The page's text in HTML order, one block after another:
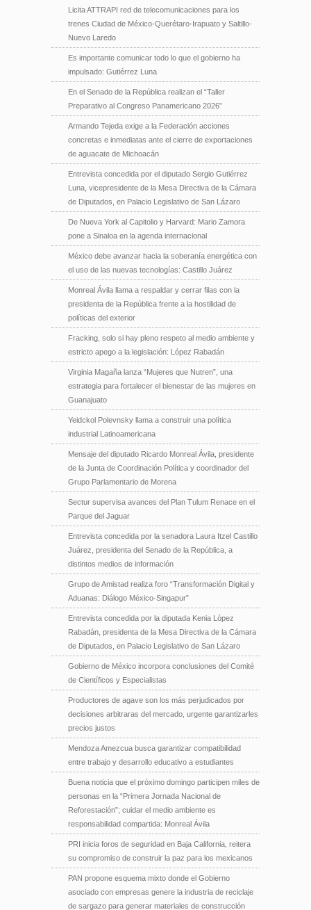
Licita ATTRAPI red de telecomunicaciones para los
trenes Ciudad de México-Querétaro-Irapuato y Saltillo-
Nuevo Laredo
Es importante comunicar todo lo que el gobierno ha
impulsado: Gutiérrez Luna
En el Senado de la República realizan el “Taller
Preparativo al Congreso Panamericano 2026”
Armando Tejeda exige a la Federación acciones
concretas e inmediatas ante el cierre de exportaciones
de aguacate de Michoacán
Entrevista concedida por el diputado Sergio Gutiérrez
Luna, vicepresidente de la Mesa Directiva de la Cámara
de Diputados, en Palacio Legislativo de San Lázaro
De Nueva York al Capitolio y Harvard: Mario Zamora
pone a Sinaloa en la agenda internacional
México debe avanzar hacia la soberanía energética con
el uso de las nuevas tecnologías: Castillo Juárez
Monreal Ávila llama a respaldar y cerrar filas con la
presidenta de la República frente a la hostilidad de
políticas del exterior
Fracking, solo si hay pleno respeto al medio ambiente y
estricto apego a la legislación: López Rabadán
Virginia Magaña lanza “Mujeres que Nutren”, una
estrategia para fortalecer el bienestar de las mujeres en
Guanajuato
Yeidckol Polevnsky llama a construir una política
industrial Latinoamericana
Mensaje del diputado Ricardo Monreal Ávila, presidente
de la Junta de Coordinación Política y coordinador del
Grupo Parlamentario de Morena
Sectur supervisa avances del Plan Tulum Renace en el
Parque del Jaguar
Entrevista concedida por la senadora Laura Itzel Castillo
Juárez, presidenta del Senado de la República, a
distintos medios de información
Grupo de Amistad realiza foro “Transformación Digital y
Aduanas: Diálogo México-Singapur”
Entrevista concedida por la diputada Kenia López
Rabadán, presidenta de la Mesa Directiva de la Cámara
de Diputados, en Palacio Legislativo de San Lázaro
Gobierno de México incorpora conclusiones del Comité
de Científicos y Especialistas
Productores de agave son los más perjudicados por
decisiones arbitraras del mercado, urgente garantizarles
precios justos
Mendoza Amezcua busca garantizar compatibilidad
entre trabajo y desarrollo educativo a estudiantes
Buena noticia que el próximo domingo participen miles de
personas en la “Primera Jornada Nacional de
Reforestación”; cuidar el medio ambiente es
responsabilidad compartida: Monreal Ávila
PRI inicia foros de seguridad en Baja California, reitera
su compromiso de construir la paz para los mexicanos
PAN propone esquema mixto donde el Gobierno
asociado con empresas genere la industria de reciclaje
de sargazo para generar materiales de construcción